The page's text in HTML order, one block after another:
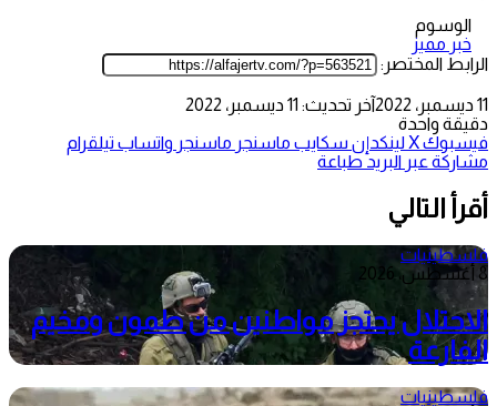
الوسوم
خبر مميز
الرابط المختصر:
11 ديسمبر، 2022
آخر تحديث: 11 ديسمبر، 2022
دقيقة واحدة
فيسبوك‫Xلينكدإن سكايب ماسنجر ماسنجر واتساب تيلقرام
مشاركة عبر البريد طباعة
أقرأ التالي
فلسطينيات
8 أغسطس، 2026
الاحتلال يحتجز مواطنين من طمون ومخيم
الفارعة
فلسطينيات